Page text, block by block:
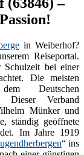
in Weiberhof?
Reiseportal.
bei einer
Die meisten
Deutschen
Dieser Verband
Münker und
ständig geöffnete
Im Jahre 1919
“ ins